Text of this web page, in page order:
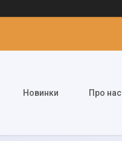
Новинки Про нас